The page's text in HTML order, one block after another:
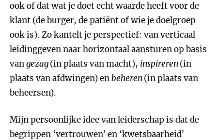
ook of dat wat je doet echt waarde heeft voor de
klant (de burger, de patiënt of wie je doelgroep
ook is). Zo kantelt je perspectief: van verticaal
leidinggeven naar horizontaal aansturen op basis
vangezag(in plaats van macht), inspireren(in
plaats van afdwingen) enbeheren(in plaats van
beheersen).
Mijn persoonlijke idee van leiderschap is dat de
begrippen ‘vertrouwen’ en ‘kwetsbaarheid’